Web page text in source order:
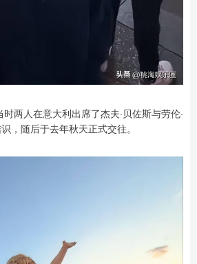
两人在意大利出席了杰夫·贝佐斯与劳伦·
，随后于去年秋天正式交往。